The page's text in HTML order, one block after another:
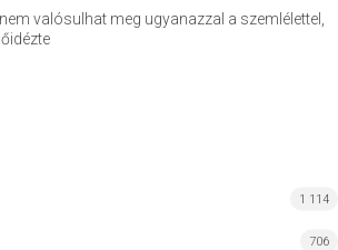
valósulhat meg ugyanazzal a szemlélettel,
1 114
706